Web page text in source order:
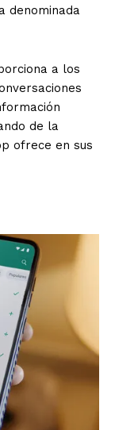
denominada
a los
de la
ofrece en sus